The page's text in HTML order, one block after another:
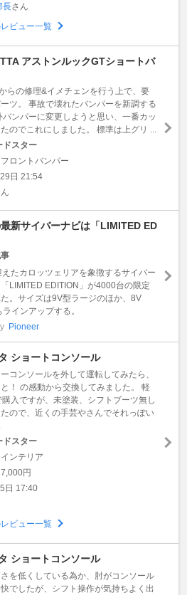
長さん
ビュー一覧
アストンルックGTショートバ
らの修理&イメチェンを行う上で、要
ツ。 事故で壊れたバンパーを新調する
バンパーに変更しようと思い、一番カッ
のでこれにしました。 標準は上グリ ...
ドスター
ロントバンパー
日 21:54
新サイバーナビは「LIMITED ED
たカロッツェリアを象徴するサイバー
LIMITED EDITION」が4000台の限定
。サイズは9V型ラージのほか、8V
インアップする。
Pioneer
ショートコンソール
コンソールを外して運転してみたら、
！ の感動から交換してみました。 軽
入ですが、未塗装、シフトブーツ無し
ので、近くの手芸やさんでそれっぽい
ドスター
ンテリア
円
日 17:40
ビュー一覧
ショートコンソール
を低くしている為か、肘がコンソール
でしたが、シフト操作が気持ちよく出